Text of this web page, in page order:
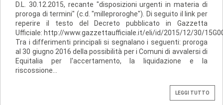
D.L. 30.12.2015, recante "disposizioni urgenti in materia di
proroga di termini" (c.d. "milleproroghe"). Di seguito il link per
reperire il testo del Decreto pubblicato in Gazzetta
Ufficiale: http://www.gazzettaufficiale.it/eli/id/2015/12/30/
Tra i differimenti principali si segnalano i seguenti: proroga
al 30 giugno 2016 della possibilità per i Comuni di avvalersi di
Equitalia per l'accertamento, la liquidazione e la
riscossione...
LEGGI TUTTO